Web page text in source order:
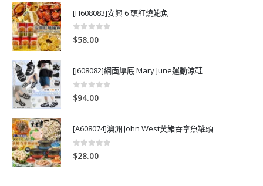
[H608083]安興 6 頭紅燒鮑魚
0out of 5
$58.00
[J608082]網面厚底 Mary June運動涼鞋
0 out of 5
$94.00
[A608074]澳洲 John West黃鮨吞拿魚罐頭
0
$28.00